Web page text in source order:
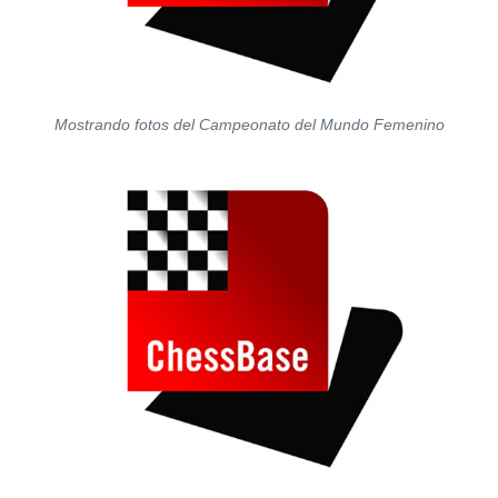
Mostrando fotos del Campeonato del Mundo Femenino